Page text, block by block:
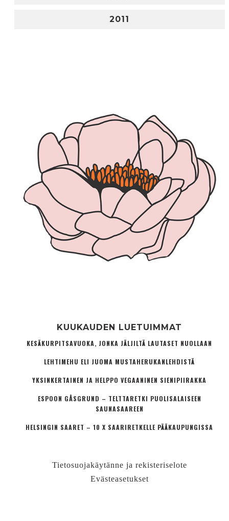
2011
KUUKAUDEN LUETUIMMAT
KESÄKURPITSAVUOKA, JONKA JÄLJILTÄ LAUTASET NUOLLAAN
LEHTIMEHU ELI JUOMA MUSTAHERUKANLEHDISTÄ
YKSINKERTAINEN JA HELPPO VEGAANINEN SIENIPIIRAKKA
ESPOON GÅSGRUND – TELTTARETKI PUOLISALAISEEN
SAUNASAAREEN
HELSINGIN SAARET – 10 X SAARIRETKELLE PÄÄKAUPUNGISSA
Tietosuojakäytänne ja rekisteriselote
Evästeasetukset